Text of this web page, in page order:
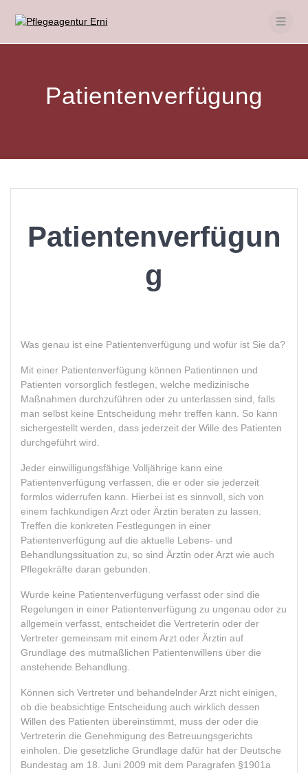
Patientenverfügung
Patientenverfügun
g
Was genau ist eine Patientenverfügung und wofür ist Sie da?
Mit einer Patientenverfügung können Patientinnen und
Patienten vorsorglich festlegen, welche medizinische
Maßnahmen durchzuführen oder zu unterlassen sind, falls
man selbst keine Entscheidung mehr treffen kann. So kann
sichergestellt werden, dass jederzeit der Wille des Patienten
durchgeführt wird.
Jeder einwilligungsfähige Volljährige kann eine
Patientenverfügung verfassen, die er oder sie jederzeit
formlos widerrufen kann. Hierbei ist es sinnvoll, sich von
einem fachkundigen Arzt oder Ärztin beraten zu lassen.
Treffen die konkreten Festlegungen in einer
Patientenverfügung auf die aktuelle Lebens- und
Behandlungssituation zu, so sind Ärztin oder Arzt wie auch
Pflegekräfte daran gebunden.
Wurde keine Patientenverfügung verfasst oder sind die
Regelungen in einer Patientenverfügung zu ungenau oder zu
allgemein verfasst, entscheidet die Vertreterin oder der
Vertreter gemeinsam mit einem Arzt oder Ärztin auf
Grundlage des mutmaßlichen Patientenwillens über die
anstehende Behandlung.
Können sich Vertreter und behandelnder Arzt nicht einigen,
ob die beabsichtige Entscheidung auch wirklich dessen
Willen des Patienten übereinstimmt, muss der oder die
Vertreterin die Genehmigung des Betreuungsgerichts
einholen. Die gesetzliche Grundlage dafür hat der Deutsche
Bundestag am 18. Juni 2009 mit dem Paragrafen §1901a